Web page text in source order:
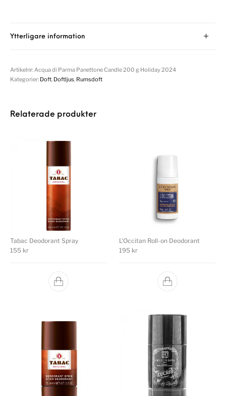
Ytterligare information
Artikelnr: Acqua di Parma Panettone Candle 200 g Holiday 2024
Kategorier: Doft Doftljus Rumsdoft
Relaterade produkter
Tabac Deodorant Spray
155 kr
L'Occitan Roll-on Deodorant
195 kr